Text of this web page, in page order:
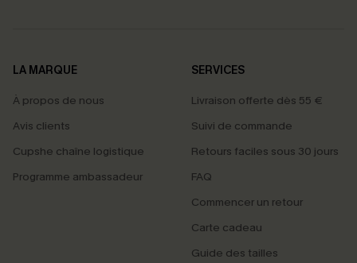
LA MARQUE
À propos de nous
Avis clients
Cupshe chaîne logistique
Programme ambassadeur
SERVICES
Livraison offerte dès 55 €
Suivi de commande
Retours faciles sous 30 jours
FAQ
Commencer un retour
Carte cadeau
Guide des tailles
PROFITEZ DE -15%